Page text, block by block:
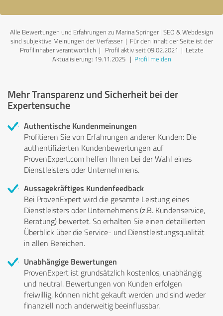
Alle Bewertungen und Erfahrungen zu Marina Springer | SEO & Webdesign
sind subjektive Meinungen der Verfasser | Für den Inhalt der Seite ist der
Profilinhaber verantwortlich | Profil aktiv seit 09.02.2021 | Letzte
Aktualisierung: 19.11.2025| Profil melden
Mehr Transparenz und Sicherheit bei der
Expertensuche
Authentische Kundenmeinungen
Profitieren Sie von Erfahrungen anderer Kunden: Die
authentifizierten Kundenbewertungen auf
ProvenExpert.com helfen Ihnen bei der Wahl eines
Dienstleisters oder Unternehmens.
Aussagekräftiges Kundenfeedback
Bei ProvenExpert wird die gesamte Leistung eines
Dienstleisters oder Unternehmens (z.B. Kundenservice,
Beratung) bewertet. So erhalten Sie einen detaillierten
Überblick über die Service- und Dienstleistungsqualität
in allen Bereichen.
Unabhängige Bewertungen
ProvenExpert ist grundsätzlich kostenlos, unabhängig
und neutral. Bewertungen von Kunden erfolgen
freiwillig, können nicht gekauft werden und sind weder
finanziell noch anderweitig beeinflussbar.